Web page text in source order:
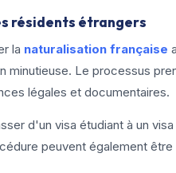
résidents étrangers
la naturalisation française
minutieuse. Le processus
légales et documentaires.
d'un visa étudiant à un visa
peuvent également